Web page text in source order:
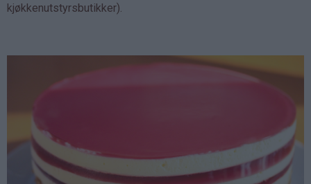
kjøkkenutstyrsbutikker).